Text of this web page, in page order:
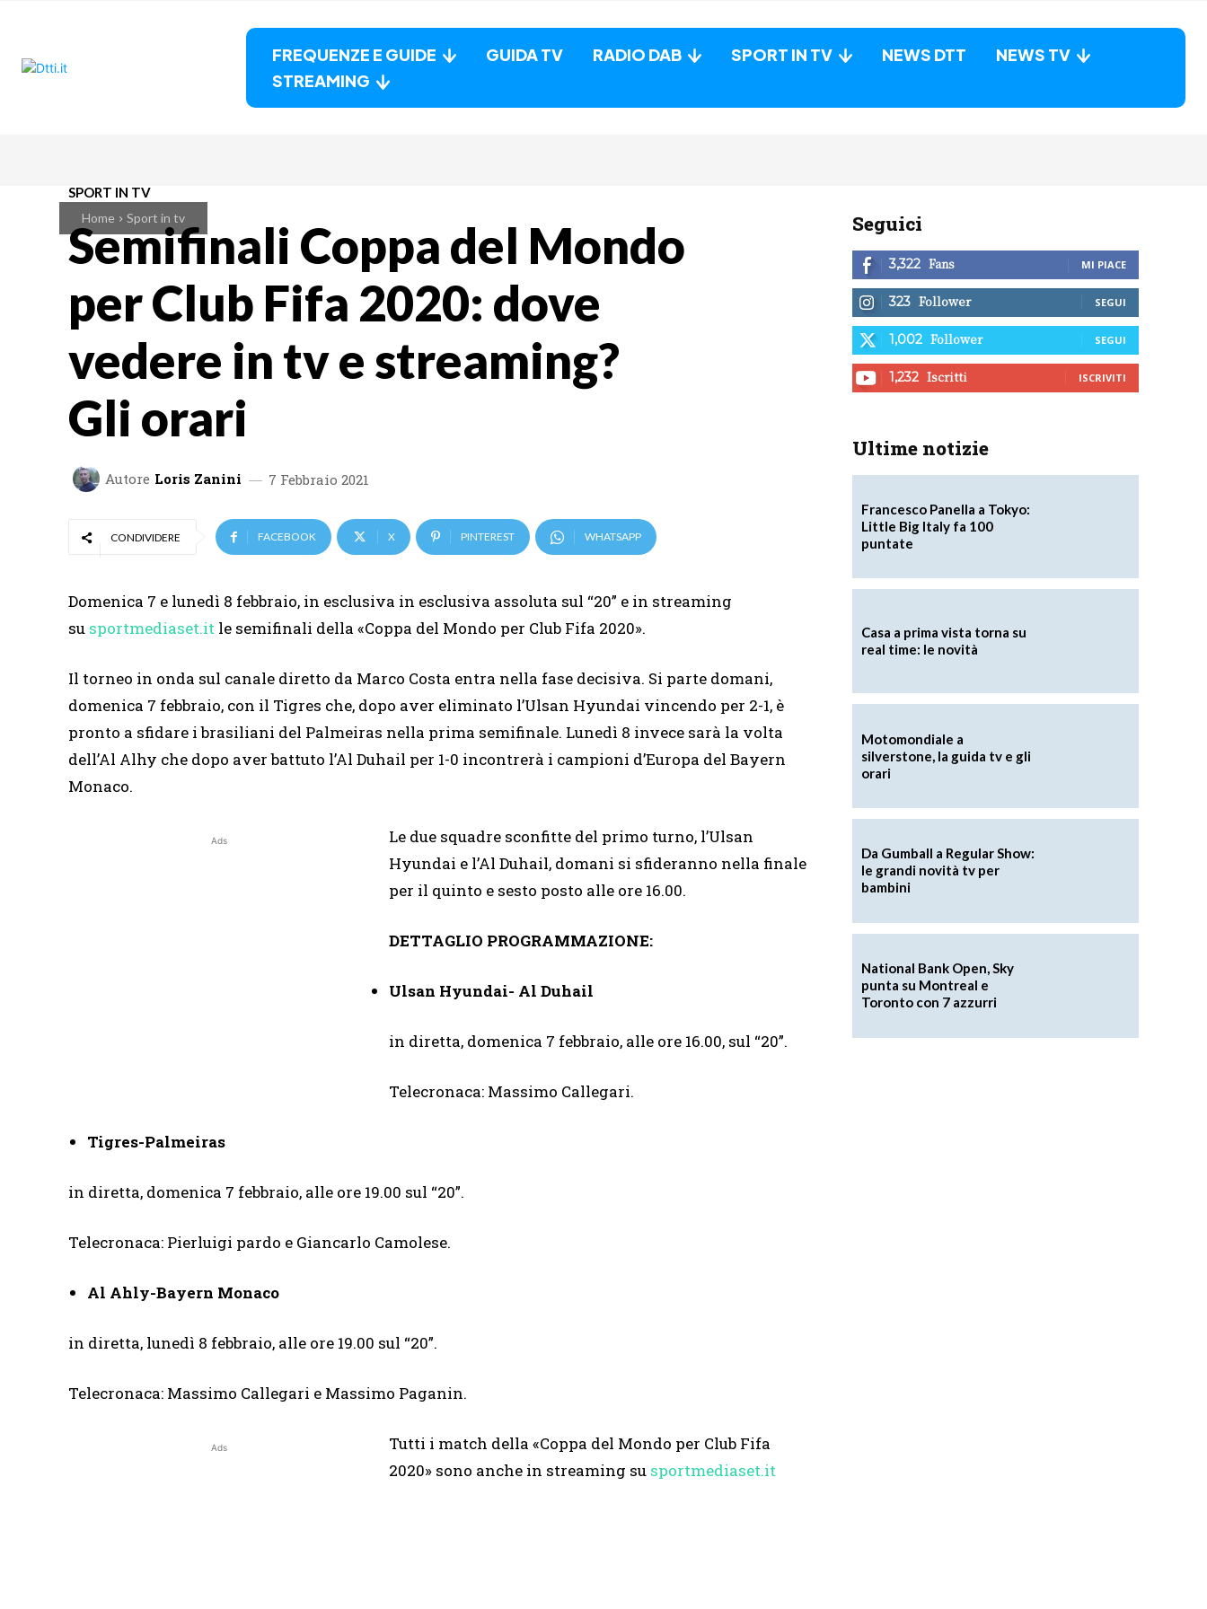
FREQUENZE E GUIDE GUIDA TV RADIO DAB SPORT IN TV NEWS DTT
NEWS TV
STREAMING
Home Sport in tv
SPORT IN TV
Semifinali Coppa del Mondo
per Club Fifa 2020: dove
vedere in tv e streaming?
Gli orari
Autore Loris Zanini 7 Febbraio 2021
CONDIVIDERE FACEBOOK X PINTEREST WHATSAPP
Domenica 7 e lunedì 8 febbraio, in esclusiva in esclusiva assoluta sul “20” e in streaming
su sportmediaset.it le semifinali della «Coppa del Mondo per Club Fifa 2020».
Il torneo in onda sul canale diretto da Marco Costa entra nella fase decisiva. Si parte domani,
domenica 7 febbraio, con il Tigres che, dopo aver eliminato l’Ulsan Hyundai vincendo per 2-1, è
pronto a sfidare i brasiliani del Palmeiras nella prima semifinale. Lunedì 8 invece sarà la volta
dell’Al Alhy che dopo aver battuto l’Al Duhail per 1-0 incontrerà i campioni d’Europa del Bayern
Monaco.
Ads
Le due squadre sconfitte del primo turno, l’Ulsan
Hyundai e l’Al Duhail, domani si sfideranno nella finale
per il quinto e sesto posto alle ore 16.00.
DETTAGLIO PROGRAMMAZIONE:
Ulsan Hyundai- Al Duhail
in diretta, domenica 7 febbraio, alle ore 16.00, sul “20”.
Telecronaca: Massimo Callegari.
Tigres-Palmeiras
in diretta, domenica 7 febbraio, alle ore 19.00 sul “20”.
Telecronaca: Pierluigi pardo e Giancarlo Camolese.
Al Ahly-Bayern Monaco
in diretta, lunedì 8 febbraio, alle ore 19.00 sul “20”.
Telecronaca: Massimo Callegari e Massimo Paganin.
Ads
Tutti i match della «Coppa del Mondo per Club Fifa
2020» sono anche in streaming su sportmediaset.it
Seguici
3,322 Fans MI PIACE
323 Follower SEGUI
1,002 Follower SEGUI
1,232 Iscritti ISCRIVITI
Ultime notizie
Francesco Panella a Tokyo:
Little Big Italy fa 100
puntate
Casa a prima vista torna su
real time: le novità
Motomondiale a
silverstone, la guida tv e gli
orari
Da Gumball a Regular Show:
le grandi novità tv per
bambini
National Bank Open, Sky
punta su Montreal e
Toronto con 7 azzurri